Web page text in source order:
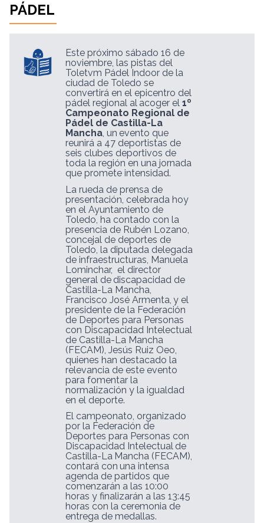
PÁDEL
Este próximo sábado 16 de
noviembre, las pistas del
Toletvm Pádel Indoor de la
ciudad de Toledo se
convertirá en el epicentro del
pádel regional al acoger el 1º
Campeonato Regional de
Pádel de Castilla-La
Mancha, un evento que
reunirá a 47 deportistas de
seis clubes deportivos de
toda la región en una jornada
que promete intensidad.
La rueda de prensa de
presentación, celebrada hoy
en el Ayuntamiento de
Toledo, ha contado con la
presencia de Rubén Lozano,
concejal de deportes de
Toledo, la diputada delegada
de infraestructuras, Manuela
Lominchar, el director
general de discapacidad de
Castilla-La Mancha,
Francisco José Armenta, y el
presidente de la Federación
de Deportes para Personas
con Discapacidad Intelectual
de Castilla-La Mancha
(FECAM), Jesús Ruiz Oeo,
quienes han destacado la
relevancia de este evento
para fomentar la
normalización y la igualdad
en el deporte.
El campeonato, organizado
por la Federación de
Deportes para Personas con
Discapacidad Intelectual de
Castilla-La Mancha (FECAM),
contará con una intensa
agenda de partidos que
comenzarán a las 10:00
horas y finalizarán a las 13:45
horas con la ceremonia de
entrega de medallas.